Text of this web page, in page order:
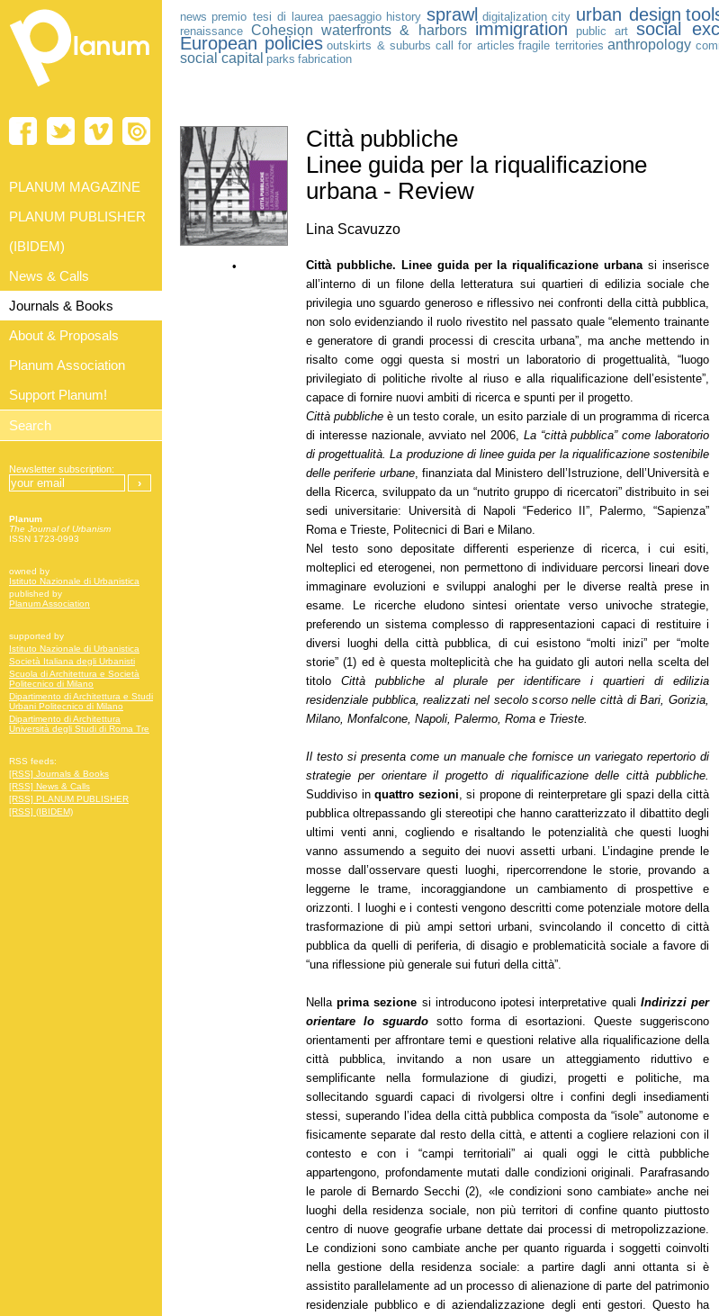
news premio tesi di laurea paesaggio history sprawl digitalization city urban design
renaissance Cohesion waterfronts & harbors immigration public art social
European policies outskirts & suburbs call for articles fragile territories anthropology
social capital parks fabrication
•
Città pubbliche
Linee guida per la riqualificazione
urbana - Review
Lina Scavuzzo
Città pubbliche. Linee guida per la riqualificazione urbana si inserisce
all’interno di un filone della letteratura sui quartieri di edilizia sociale che
privilegia uno sguardo generoso e riflessivo nei confronti della città pubblica,
non solo evidenziando il ruolo rivestito nel passato quale “elemento trainante
e generatore di grandi processi di crescita urbana”, ma anche mettendo in
risalto come oggi questa si mostri un laboratorio di progettualità, “luogo
privilegiato di politiche rivolte al riuso e alla riqualificazione dell’esistente”,
capace di fornire nuovi ambiti di ricerca e spunti per il progetto.
Città pubbliche è un testo corale, un esito parziale di un programma di ricerca
di interesse nazionale, avviato nel 2006, La “città pubblica” come laboratorio
di progettualità. La produzione di linee guida per la riqualificazione sostenibile
delle periferie urbane, finanziata dal Ministero dell’Istruzione, dell’Università e
della Ricerca, sviluppato da un “nutrito gruppo di ricercatori” distribuito in sei
sedi universitarie: Università di Napoli “Federico II”, Palermo, “Sapienza”
Roma e Trieste, Politecnici di Bari e Milano.
Nel testo sono depositate differenti esperienze di ricerca, i cui esiti,
molteplici ed eterogenei, non permettono di individuare percorsi lineari dove
immaginare evoluzioni e sviluppi analoghi per le diverse realtà prese in
esame. Le ricerche eludono sintesi orientate verso univoche strategie,
preferendo un sistema complesso di rappresentazioni capaci di restituire i
diversi luoghi della città pubblica, di cui esistono “molti inizi” per “molte
storie”(1) ed è questa molteplicità che ha guidato gli autori nella scelta del
titolo Città pubbliche al plurale per identificare i quartieri di edilizia
residenziale pubblica, realizzati nel secolo scorso nelle città di Bari, Gorizia,
Milano, Monfalcone, Napoli, Palermo, Roma e Trieste.
Il testo si presenta come un manuale che fornisce un variegato repertorio di
strategie per orientare il progetto di riqualificazione delle città pubbliche.
Suddiviso inquattro sezioni, si propone di reinterpretare gli spazi della città
pubblica oltrepassando gli stereotipi che hanno caratterizzato il dibattito degli
ultimi venti anni, cogliendo e risaltando le potenzialità che questi luoghi
vanno assumendo a seguito dei nuovi assetti urbani. L’indagine prende le
mosse dall’osservare questi luoghi, ripercorrendone le storie, provando a
leggerne le trame, incoraggiandone un cambiamento di prospettive e
orizzonti. I luoghi e i contesti vengono descritti come potenziale motore della
trasformazione di più ampi settori urbani, svincolando il concetto di città
pubblica da quelli di periferia, di disagio e problematicità sociale a favore di
“una riflessione più generale sui futuri della città”.
Nellaprima sezione si introducono ipotesi interpretative quali Indirizzi per
orientare lo sguardo sotto forma di esortazioni. Queste suggeriscono
orientamenti per affrontare temi e questioni relative alla riqualificazione della
città pubblica, invitando a non usare un atteggiamento riduttivo e
semplificante nella formulazione di giudizi, progetti e politiche, ma
sollecitando sguardi capaci di rivolgersi oltre i confini degli insediamenti
stessi, superando l’idea della città pubblica composta da “isole” autonome e
fisicamente separate dal resto della città, e attenti a cogliere relazioni con il
contesto e con i “campi territoriali” ai quali oggi le città pubbliche
appartengono, profondamente mutati dalle condizioni originali. Parafrasando
le parole di Bernardo Secchi(2), «le condizioni sono cambiate» anche nei
luoghi della residenza sociale, non più territori di confine quanto piuttosto
centro di nuove geografie urbane dettate dai processi di metropolizzazione.
Le condizioni sono cambiate anche per quanto riguarda i soggetti coinvolti
nella gestione della residenza sociale: a partire dagli anni ottanta si è
assistito parallelamente ad un processo di alienazione di parte del patrimonio
residenziale pubblico e di aziendalizzazione degli enti gestori. Questo ha
PLANUM MAGAZINE
PLANUM PUBLISHER
(IBIDEM)
News & Calls
Journals & Books
About & Proposals
Planum Association
Support Planum!
Newsletter subscription:
Planum
The Journal of Urbanism
ISSN 1723-0993
owned by
Istituto Nazionale di Urbanistica
published by
Planum Association
supported by
Istituto Nazionale di Urbanistica
Società Italiana degli Urbanisti
Scuola di Architettura e Società
Politecnico di Milano
Dipartimento di Architettura e Studi
Urbani Politecnico di Milano
Dipartimento di Architettura
Università degli Studi di Roma Tre
RSS feeds:
[RSS] Journals & Books
[RSS] News & Calls
[RSS] PLANUM PUBLISHER
[RSS] (IBIDEM)